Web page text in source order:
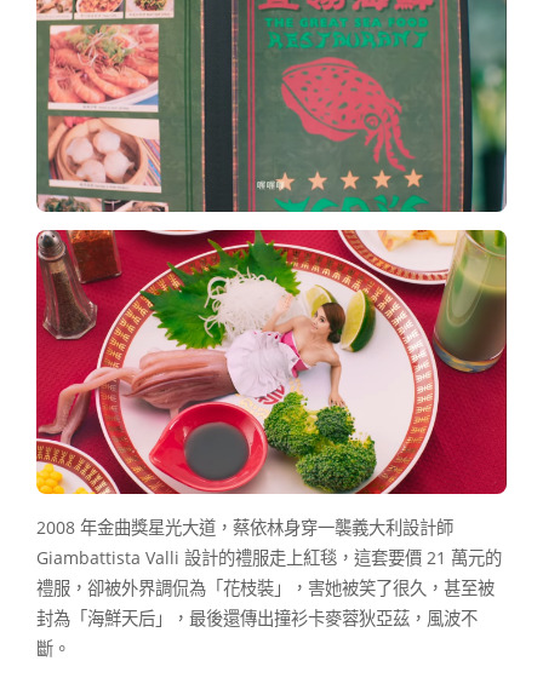
2008 年金曲獎星光大道，蔡依林身穿一襲義大利設計師
Giambattista Valli 設計的禮服走上紅毯，這套要價 21 萬元的
禮服，卻被外界調侃為「花枝裝」，害她被笑了很久，甚至被
封為「海鮮天后」，最後還傳出撞衫卡麥蓉狄亞茲，風波不
斷。